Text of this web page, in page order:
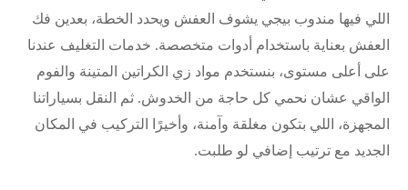
اللي فيها مندوب بيجي يشوف العفش ويحدد الخطة، بعدين فك
العفش بعناية باستخدام أدوات متخصصة. خدمات التغليف عندنا
على أعلى مستوى، بنستخدم مواد زي الكراتين المتينة والفوم
الواقي عشان نحمي كل حاجة من الخدوش. ثم النقل بسياراتنا
المجهزة، اللي بتكون مغلقة وآمنة، وأخيرًا التركيب في المكان
الجديد مع ترتيب إضافي لو طلبت.